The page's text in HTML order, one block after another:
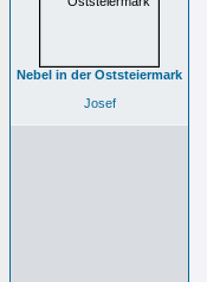
Nebel in der Oststeiermark
Josef